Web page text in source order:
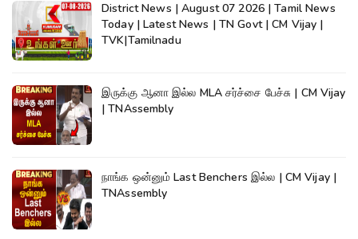
District News | August 07 2026 | Tamil News
Today | Latest News | TN Govt | CM Vijay |
TVK|Tamilnadu
இருக்கு ஆனா இல்ல MLA சர்ச்சை பேச்சு | CM Vijay
| TNAssembly
நாங்க ஒன்னும் Last Benchers இல்ல | CM Vijay |
TNAssembly